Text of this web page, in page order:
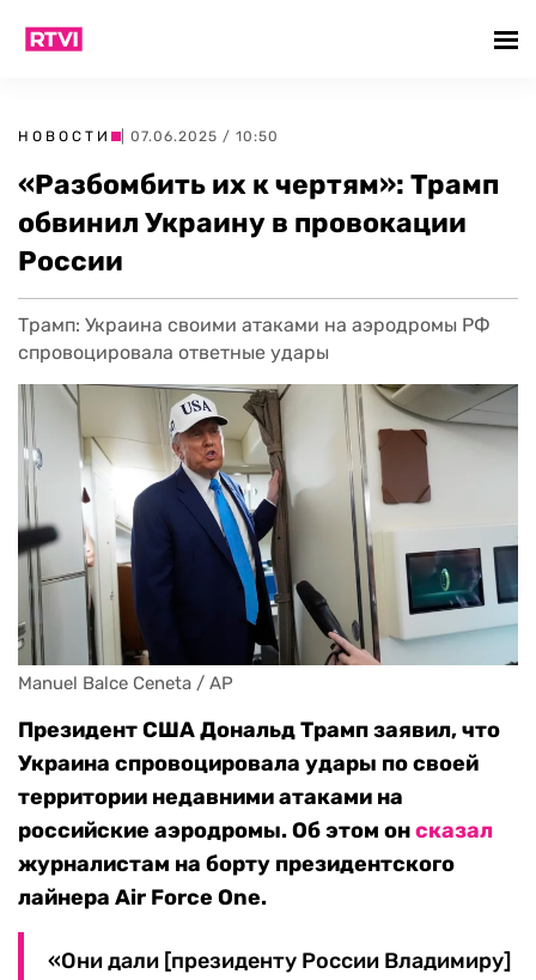
НОВОСТИ | 07.06.2025 / 10:50
«Разбомбить их к чертям»: Трамп
обвинил Украину в провокации
России
Трамп: Украина своими атаками на аэродромы РФ
спровоцировала ответные удары
Manuel Balce Ceneta / AP
Президент США Дональд Трамп заявил, что
Украина спровоцировала удары по своей
территории недавними атаками на
российские аэродромы. Об этом онсказал
журналистам на борту президентского
лайнера Air Force One.
«Они дали [президенту России Владимиру]